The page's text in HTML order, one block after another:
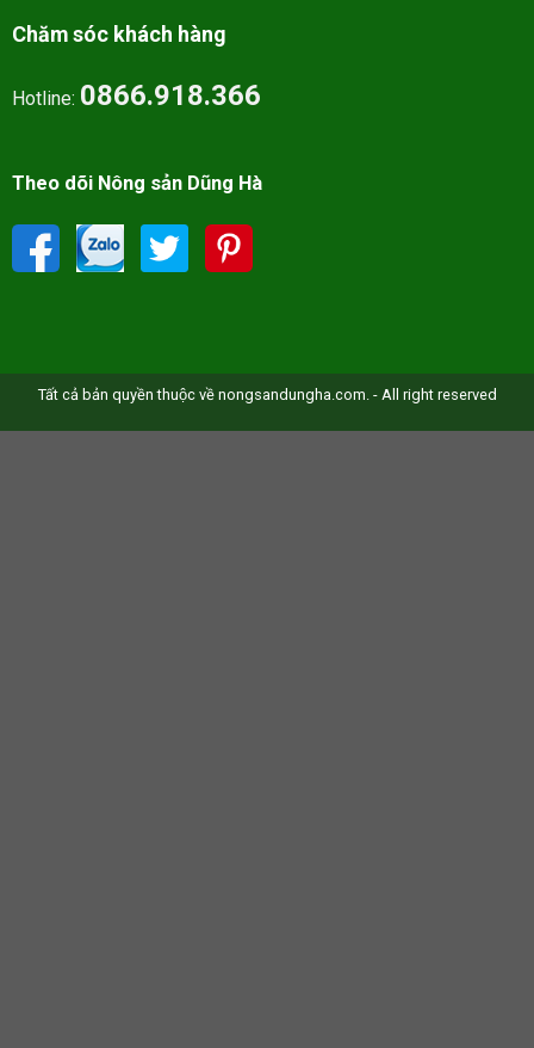
Chăm sóc khách hàng
Hotline: 0866.918.366
Theo dõi Nông sản Dũng Hà
Tất cả bản quyền thuộc về nongsandungha.com. - All right reserved